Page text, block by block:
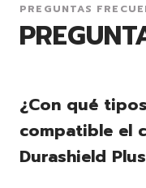
PREGUNTAS
¿Con qué
compatible el
Durashield